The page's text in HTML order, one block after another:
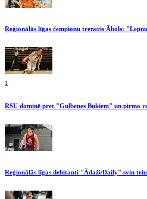
Reģionālās līgas čempionu treneris Ābols:
1
RSU dominē pret "Gulbenes Bukiem" un pirmo
Reģionālās līgas debitanti "Ādaži/Daily" svin